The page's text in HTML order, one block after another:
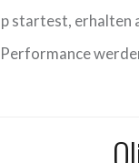
erhalten